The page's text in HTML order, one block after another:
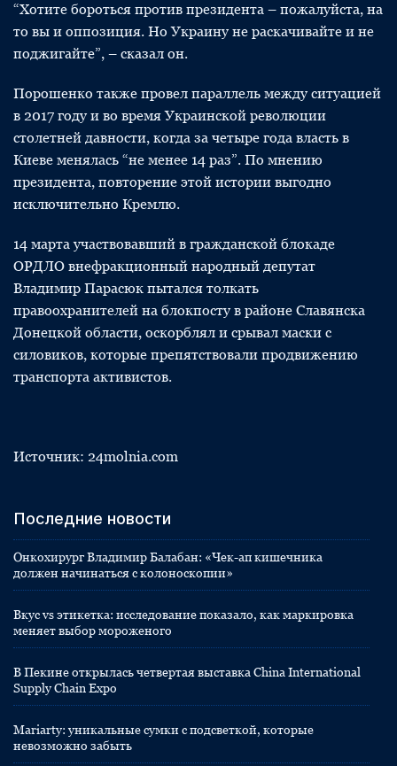
“Хотите бороться против президента – пожалуйста, на
то вы и оппозиция. Но Украину не раскачивайте и не
поджигайте”, – сказал он.
Порошенко также провел параллель между ситуацией
в 2017 году и во время Украинской революции
столетней давности, когда за четыре года власть в
Киеве менялась “не менее 14 раз”. По мнению
президента, повторение этой истории выгодно
исключительно Кремлю.
14 марта участвовавший в гражданской блокаде
ОРДЛО внефракционный народный депутат
Владимир Парасюк пытался толкать
правоохранителей на блокпосту в районе Славянска
Донецкой области, оскорблял и срывал маски с
силовиков, которые препятствовали продвижению
транспорта активистов.
Источник: 24molnia.com
Последние новости
Онкохирург Владимир Балабан: «Чек-ап кишечника
должен начинаться с колоноскопии»
Вкус vs этикетка: исследование показало, как маркировка
меняет выбор мороженого
В Пекине открылась четвертая выставка China International
Supply Chain Expo
Mariarty: уникальные сумки с подсветкой, которые
невозможно забыть